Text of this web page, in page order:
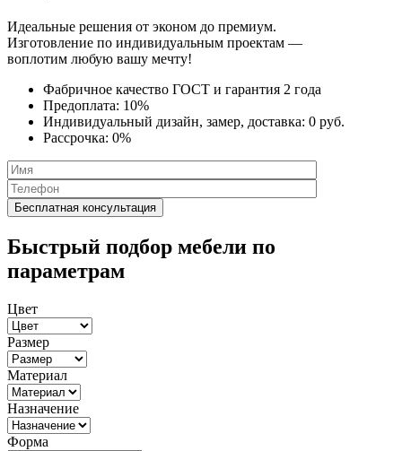
Идеальные решения от эконом до премиум.
Изготовление по индивидуальным проектам —
воплотим любую вашу мечту!
Фабричное качество ГОСТ и гарантия 2 года
Предоплата: 10%
Индивидуальный дизайн, замер, доставка: 0 руб.
Рассрочка: 0%
Быстрый подбор мебели по
параметрам
Цвет
Размер
Материал
Назначение
Форма